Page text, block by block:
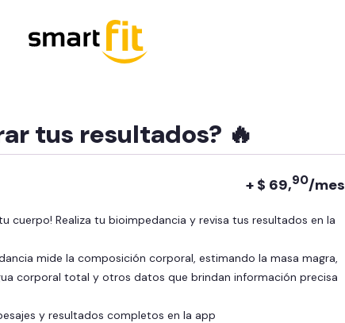
tus resultados? 🔥
+ $ 69,90/mes
mide la composición corporal, estimando la masa magra,
corporal total y otros datos que brindan información precisa
y resultados completos en la app